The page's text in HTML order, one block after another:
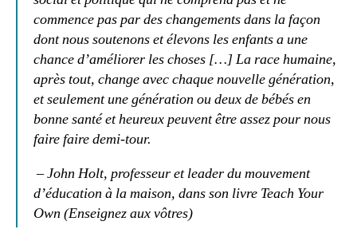
commence pas par des changements dans la façon
dont nous soutenons et élevons les enfants a une
chance d’améliorer les choses […] La race humaine,
après tout, change avec chaque nouvelle génération,
et seulement une génération ou deux de bébés en
bonne santé et heureux peuvent être assez pour nous
faire faire demi-tour.
– John Holt, professeur et leader du mouvement
d’éducation à la maison, dans son livre Teach Your
Own (Enseignez aux vôtres)